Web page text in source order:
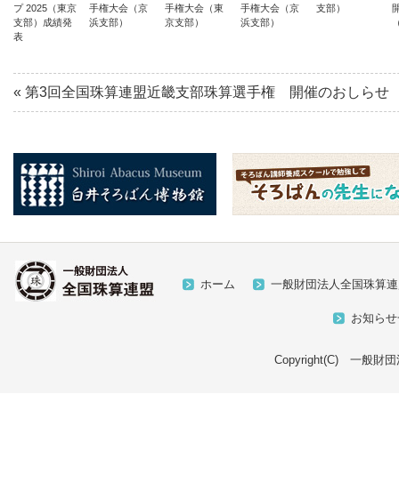
プ 2025（東京
支部）成績発
表
手権大会（京
浜支部）
手権大会（東
京支部）
手権大会（京
浜支部）
支部）
« 第3回全国珠算連盟近畿支部珠算選手権 開催のおしらせ
一般財団法人全国珠算
ホーム
お知ら
Copyright(C) 一般財団